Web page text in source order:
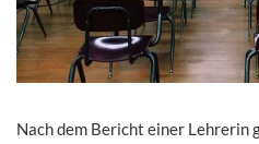
Nach dem Bericht einer Lehrerin